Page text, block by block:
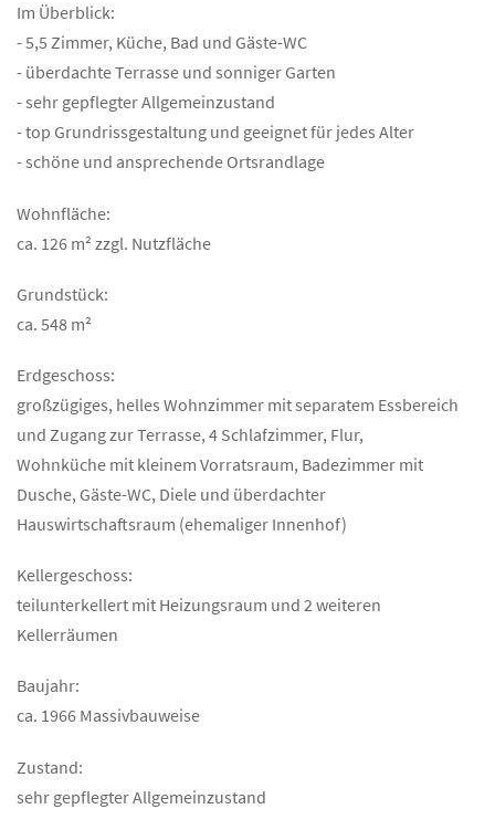
Im Überblick:
- 5,5 Zimmer, Küche, Bad und Gäste-WC
- überdachte Terrasse und sonniger Garten
- sehr gepflegter Allgemeinzustand
- top Grundrissgestaltung und geeignet für jedes Alter
- schöne und ansprechende Ortsrandlage
Wohnfläche:
ca. 126 m² zzgl. Nutzfläche
Grundstück:
ca. 548 m²
Erdgeschoss:
großzügiges, helles Wohnzimmer mit separatem Essbereich
und Zugang zur Terrasse, 4 Schlafzimmer, Flur,
Wohnküche mit kleinem Vorratsraum, Badezimmer mit
Dusche, Gäste-WC, Diele und überdachter
Hauswirtschaftsraum (ehemaliger Innenhof)
Kellergeschoss:
teilunterkellert mit Heizungsraum und 2 weiteren
Kellerräumen
Baujahr:
ca. 1966 Massivbauweise
Zustand:
sehr gepflegter Allgemeinzustand